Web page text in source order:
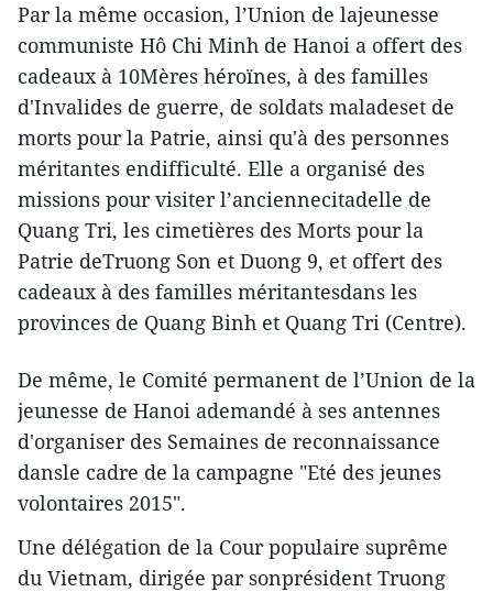
Par la même occasion, l’Union de lajeunesse
communiste Hô Chi Minh de Hanoi a offert des
cadeaux à 10Mères héroïnes, à des familles
d'Invalides de guerre, de soldats maladeset de
morts pour la Patrie, ainsi qu'à des personnes
méritantes endifficulté. Elle a organisé des
missions pour visiter l’anciennecitadelle de
Quang Tri, les cimetières des Morts pour la
Patrie deTruong Son et Duong 9, et offert des
cadeaux à des familles méritantesdans les
provinces de Quang Binh et Quang Tri (Centre).
De même, le Comité permanent de l’Union de la
jeunesse de Hanoi ademandé à ses antennes
d'organiser des Semaines de reconnaissance
dansle cadre de la campagne "Eté des jeunes
volontaires 2015".
Une délégation de la Cour populaire suprême
du Vietnam, dirigée par sonprésident Truong